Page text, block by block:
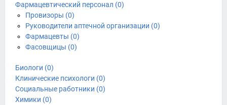
Фармацевтический персонал (0)
Провизоры (0)
Руководители аптечной организации (0)
Фармацевты (0)
Фасовщицы (0)
Биологи (0)
Клинические психологи (0)
Социальные работники (0)
Химики (0)